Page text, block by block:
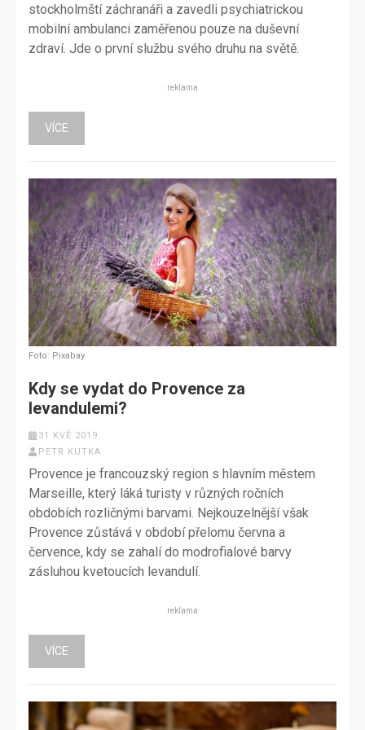
stockholmští záchranáři a zavedli psychiatrickou
mobilní ambulanci zaměřenou pouze na duševní
zdraví. Jde o první službu svého druhu na světě.
reklama
VÍCE
Foto: Pixabay
Kdy se vydat do Provence za
levandulemi?
31 KVĚ 2019
PETR KUTKA
Provence je francouzský region s hlavním městem
Marseille, který láká turisty v různých ročních
obdobích rozličnými barvami. Nejkouzelnější však
Provence zůstává v období přelomu června a
července, kdy se zahalí do modrofialové barvy
zásluhou kvetoucích levandulí.
reklama
VÍCE